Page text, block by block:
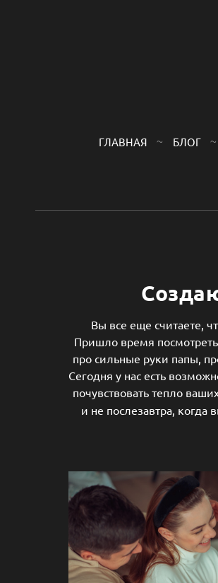
ГЛАВНАЯ БЛОГ
Вы все еще считаете,
Пришло время
про сильные руки папы,
Сегодня у нас есть
почувствовать тепло
и не послезавтра, когда